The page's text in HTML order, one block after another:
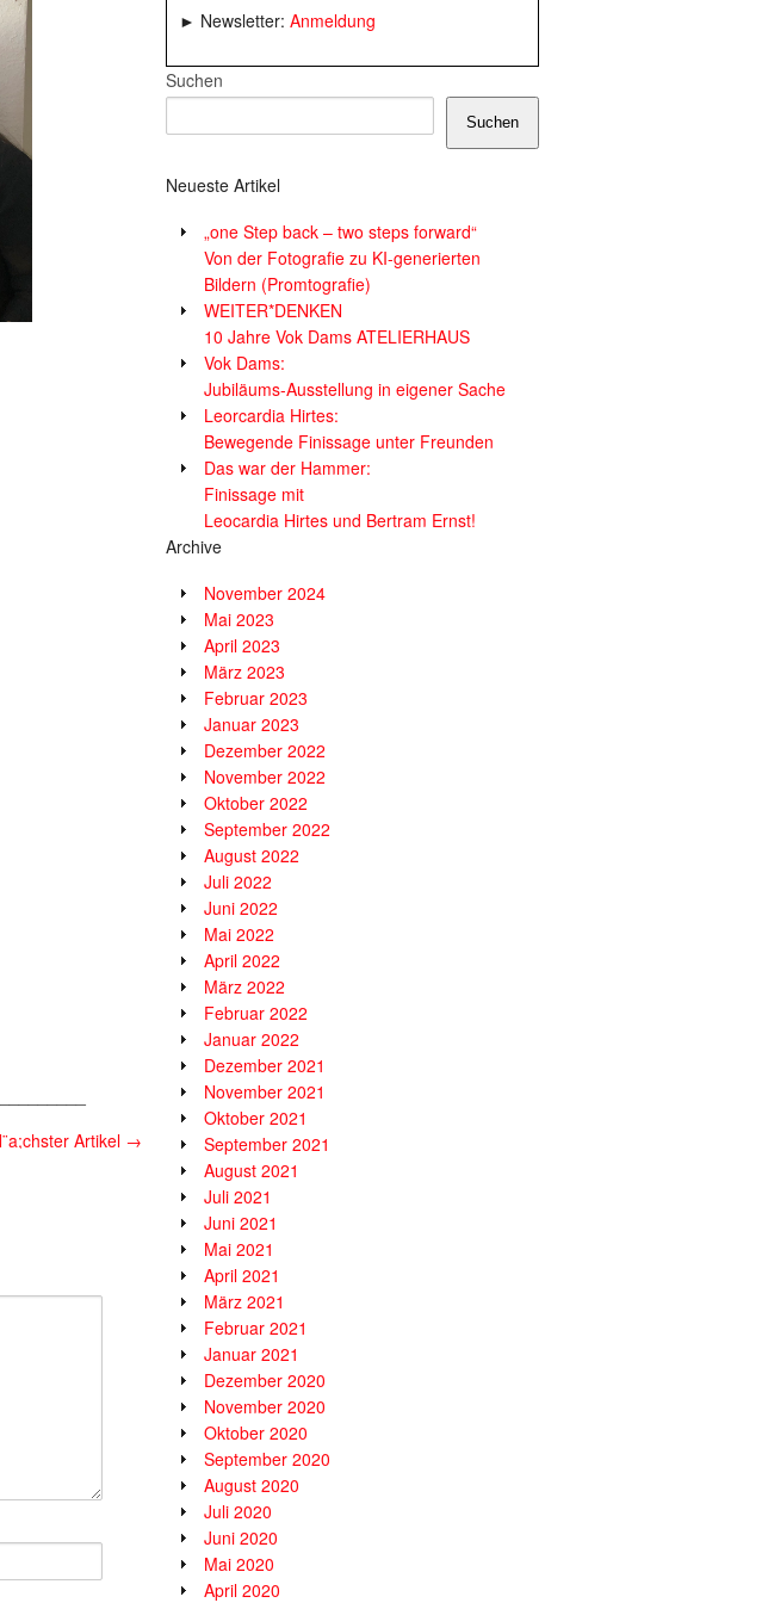
Artikel →
► Newsletter: Anmeldung
Suchen
Suchen
Neueste Artikel
„one Step back – two steps forward“
Von der Fotografie zu KI-generierten
Bildern (Promtografie)
WEITER*DENKEN
10 Jahre Vok Dams ATELIERHAUS
Vok Dams:
Jubiläums-Ausstellung in eigener Sache
Leorcardia Hirtes:
Bewegende Finissage unter Freunden
Das war der Hammer:
Finissage mit
Leocardia Hirtes und Bertram Ernst!
Archive
November 2024
Mai 2023
April 2023
März 2023
Februar 2023
Januar 2023
Dezember 2022
November 2022
Oktober 2022
September 2022
August 2022
Juli 2022
Juni 2022
Mai 2022
April 2022
März 2022
Februar 2022
Januar 2022
Dezember 2021
November 2021
Oktober 2021
September 2021
August 2021
Juli 2021
Juni 2021
Mai 2021
April 2021
März 2021
Februar 2021
Januar 2021
Dezember 2020
November 2020
Oktober 2020
September 2020
August 2020
Juli 2020
Juni 2020
Mai 2020
April 2020